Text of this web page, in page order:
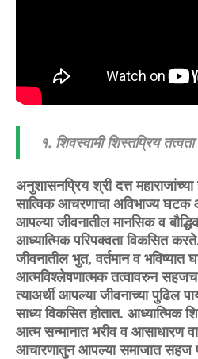
१. शिवस्वामी शिस्तप्रिय तत्वता
अनुशासनप्रिय श्री दत्त
सात्विक आचरणाचा अविभाज्य घटक
आपल्या जीवनातील मानसिक व
आध्यात्मिक परिपक्वता विकसित
जीवनातील भुत, वर्तमान व भविष्यात
आत्मविश्लेषणात्मक तत्वावरुन
त्याअर्थी आपल्या जीवनाच्या पुढिल
साध्य विकसित होतात. आध्यात्मिक
आत्म सन्मानात भरीव व आसाधारण
आचारणातुन आपल्या समाजात सहज